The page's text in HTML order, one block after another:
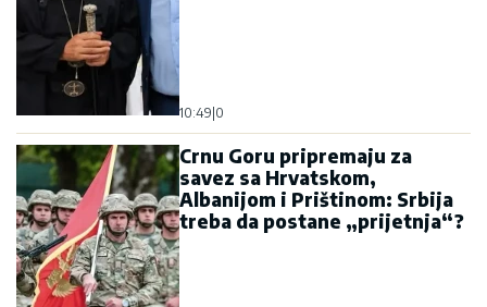
10:49 0
Crnu Goru pripremaju za
savez sa Hrvatskom,
Albanijom i Prištinom: Srbija
treba da postane „prijetnja“?